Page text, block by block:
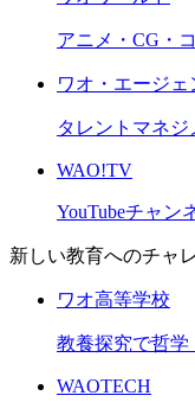
アニメ・CG・
ワオ・エージェ
タレントマネ
WAO!TV
YouTubeチャン
新しい教育へのチャ
ワオ高等学校
教養探究で哲学
WAOTECH